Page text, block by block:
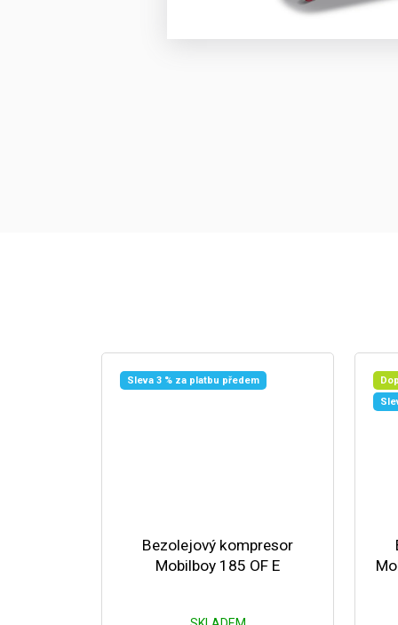
Sleva 3 % za platbu předem
Bezolejový kompresor
Mobilboy 185 OF E